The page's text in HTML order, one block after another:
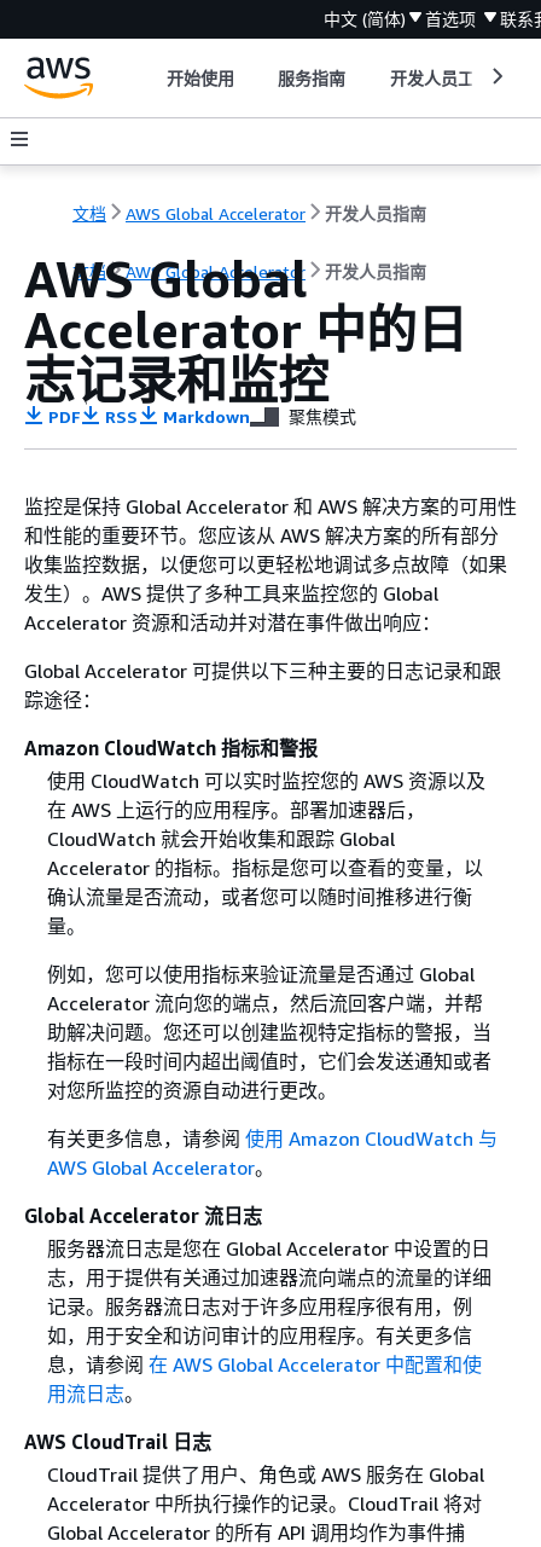
中文 (简体) 首选项 联系
开始使用 服务指南 开发人员工具
文档 AWS Global Accelerator 开发人员指南
文档 AWS Global Accelerator 开发人员指南
AWS Global
Accelerator 中的日
志记录和监控
PDF RSS Markdown 聚焦模式
监控是保持 Global Accelerator 和 AWS 解决方案的可用性
和性能的重要环节。您应该从 AWS 解决方案的所有部分
收集监控数据，以便您可以更轻松地调试多点故障（如果
发生）。AWS 提供了多种工具来监控您的 Global
Accelerator 资源和活动并对潜在事件做出响应：
Global Accelerator 可提供以下三种主要的日志记录和跟
踪途径：
Amazon CloudWatch 指标和警报
使用 CloudWatch 可以实时监控您的 AWS 资源以及
在 AWS 上运行的应用程序。部署加速器后，
CloudWatch 就会开始收集和跟踪 Global
Accelerator 的指标。指标是您可以查看的变量，以
确认流量是否流动，或者您可以随时间推移进行衡
量。
例如，您可以使用指标来验证流量是否通过 Global
Accelerator 流向您的端点，然后流回客户端，并帮
助解决问题。您还可以创建监视特定指标的警报，当
指标在一段时间内超出阈值时，它们会发送通知或者
对您所监控的资源自动进行更改。
有关更多信息，请参阅 使用 Amazon CloudWatch 与
AWS Global Accelerator。
Global Accelerator 流日志
服务器流日志是您在 Global Accelerator 中设置的日
志，用于提供有关通过加速器流向端点的流量的详细
记录。服务器流日志对于许多应用程序很有用，例
如，用于安全和访问审计的应用程序。有关更多信
息，请参阅 在 AWS Global Accelerator 中配置和使
用流日志。
AWS CloudTrail 日志
CloudTrail 提供了用户、角色或 AWS 服务在 Global
Accelerator 中所执行操作的记录。CloudTrail 将对
Global Accelerator 的所有 API 调用均作为事件捕